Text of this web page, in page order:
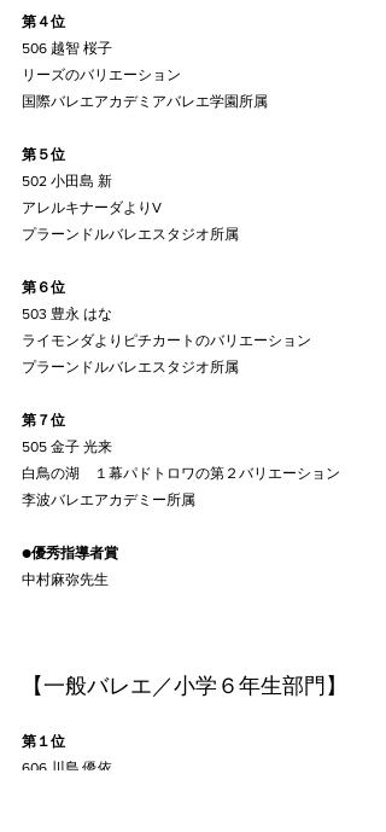
第４位
506 越智 桜子
リーズのバリエーション
国際バレエアカデミアバレエ学園所属
第５位
502 小田島 新
アレルキナーダよりV
プラーンドルバレエスタジオ所属
第６位
503 豊永 はな
ライモンダよりピチカートのバリエーション
プラーンドルバレエスタジオ所属
第７位
505 金子 光来
白鳥の湖　１幕パドトロワの第２バリエーション
李波バレエアカデミー所属
●優秀指導者賞
中村麻弥先生
【一般バレエ／小学６年生部門】
第１位
606 川島 優依